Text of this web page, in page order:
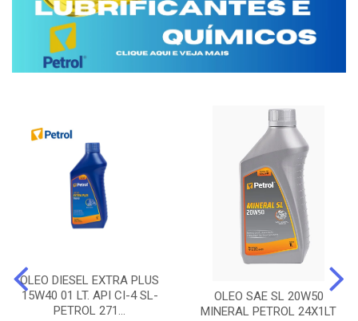
OLEO DIESEL EXTRA PLUS
15W40 01 LT. API CI-4 SL-
PETROL 271...
OLEO SAE SL 20W50
MINERAL PETROL 24X1LT